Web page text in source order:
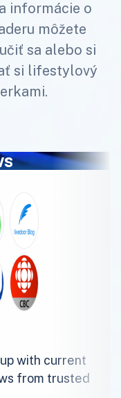
informácie o
môžete
sa alebo si
si lifestylový
with current
from trusted